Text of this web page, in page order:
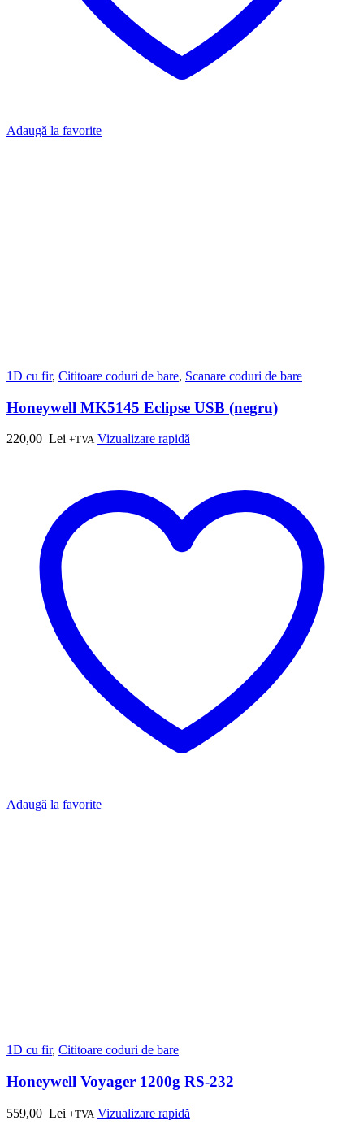
Adaugă la favorite
1D cu fir, Cititoare coduri de bare, Scanare coduri de bare
Honeywell MK5145 Eclipse USB (negru)
220,00 Lei +TVA Vizualizare rapidă
Adaugă la favorite
1D cu fir, Cititoare coduri de bare
Honeywell Voyager 1200g RS-232
559,00 Lei +TVA Vizualizare rapidă